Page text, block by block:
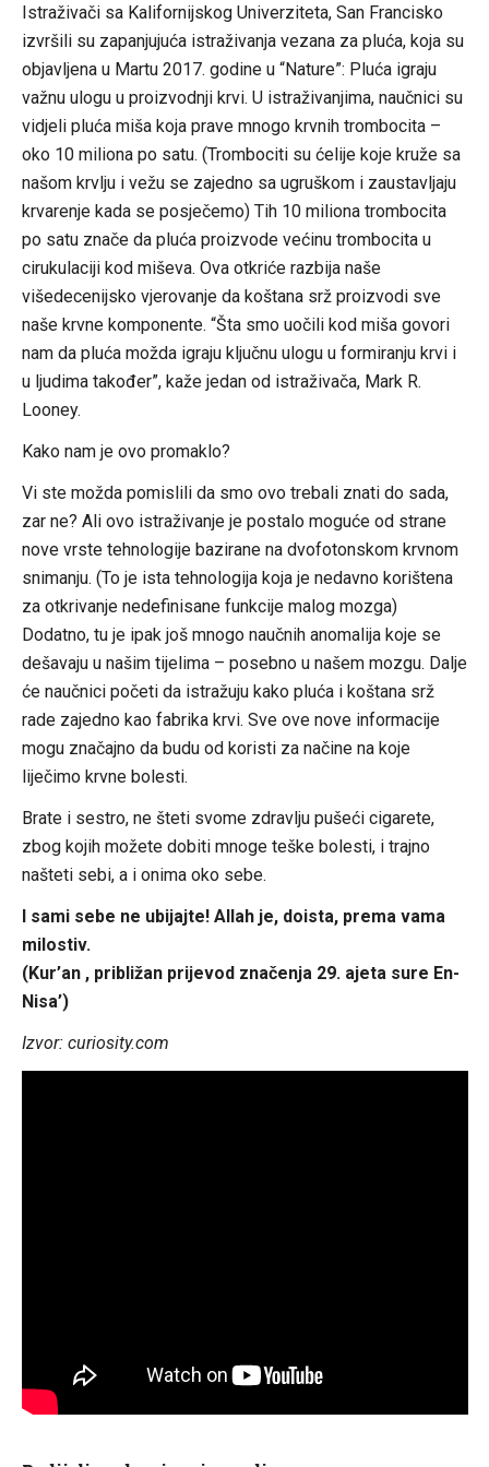
Istraživači sa Kalifornijskog Univerziteta, San Francisko
izvršili su zapanjujuća istraživanja vezana za pluća, koja su
objavljena u Martu 2017. godine u “Nature”: Pluća igraju
važnu ulogu u proizvodnji krvi. U istraživanjima, naučnici su
vidjeli pluća miša koja prave mnogo krvnih trombocita –
oko 10 miliona po satu. (Trombociti su ćelije koje kruže sa
našom krvlju i vežu se zajedno sa ugruškom i zaustavljaju
krvarenje kada se posječemo) Tih 10 miliona trombocita
po satu znače da pluća proizvode većinu trombocita u
cirukulaciji kod miševa. Ova otkriće razbija naše
višedecenijsko vjerovanje da koštana srž proizvodi sve
naše krvne komponente. “Šta smo uočili kod miša govori
nam da pluća možda igraju ključnu ulogu u formiranju krvi i
u ljudima također”, kaže jedan od istraživača, Mark R.
Looney.
Kako nam je ovo promaklo?
Vi ste možda pomislili da smo ovo trebali znati do sada,
zar ne? Ali ovo istraživanje je postalo moguće od strane
nove vrste tehnologije bazirane na dvofotonskom krvnom
snimanju. (To je ista tehnologija koja je nedavno korištena
za otkrivanje nedefinisane funkcije malog mozga)
Dodatno, tu je ipak još mnogo naučnih anomalija koje se
dešavaju u našim tijelima – posebno u našem mozgu. Dalje
će naučnici početi da istražuju kako pluća i koštana srž
rade zajedno kao fabrika krvi. Sve ove nove informacije
mogu značajno da budu od koristi za načine na koje
liječimo krvne bolesti.
Brate i sestro, ne šteti svome zdravlju pušeći cigarete,
zbog kojih možete dobiti mnoge teške bolesti, i trajno
našteti sebi, a i onima oko sebe.
I sami sebe ne ubijajte! Allah je, doista, prema vama
milostiv.
(Kur’an , približan prijevod značenja 29. ajeta sure En-
Nisa’)
Izvor: curiosity.com